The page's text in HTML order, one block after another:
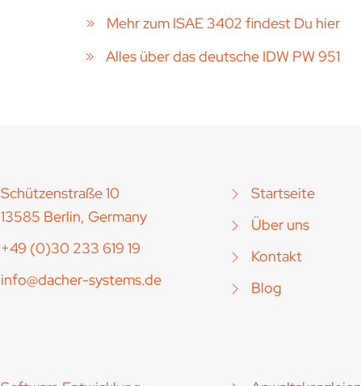
Mehr zum ISAE 3402 findest Du hier
Alles über das deutsche IDW PW 951
Schützenstraße 10
13585 Berlin, Germany
+49 (0)30 233 619 19
info@dacher-systems.de
Startseite
Über uns
Kontakt
Blog